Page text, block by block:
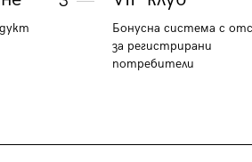
Бонусна система с
за регистрирани
потребители